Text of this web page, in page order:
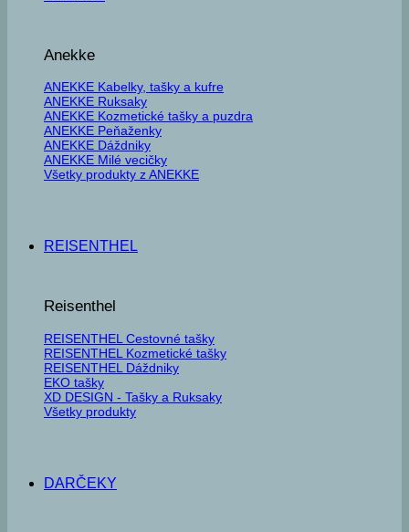
Anekke
ANEKKE Kabelky, tašky a kufre
ANEKKE Ruksaky
ANEKKE Kozmetické tašky a puzdra
ANEKKE Peňaženky
ANEKKE Dáždniky
ANEKKE Milé vecičky
Všetky produkty z ANEKKE
REISENTHEL
Reisenthel
REISENTHEL Cestovné tašky
REISENTHEL Kozmetické tašky
REISENTHEL Dáždniky
EKO tašky
XD DESIGN - Tašky a Ruksaky
Všetky produkty
DARČEKY